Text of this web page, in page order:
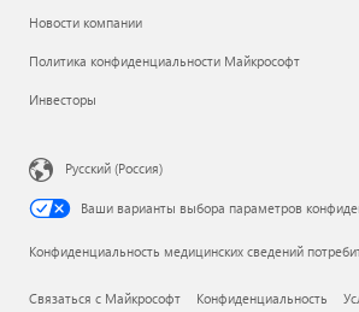
Новости компании
Политика конфиденциальности Майкрософт
Инвесторы
Русский (Россия)
Ваши варианты выбора параметров
Конфиденциальность медицинских сведений
Связаться с Майкрософт Конфиденциальность